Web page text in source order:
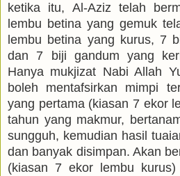
ketika itu, Al-Aziz telah
lembu betina yang gemuk
lembu betina yang kurus, 7
dan 7 biji gandum yang
Hanya mukjizat Nabi Allah
boleh mentafsirkan mimpi
yang pertama (kiasan 7 ekor
tahun yang makmur,
sungguh, kemudian hasil
dan banyak disimpan. Akan
(kiasan 7 ekor lembu